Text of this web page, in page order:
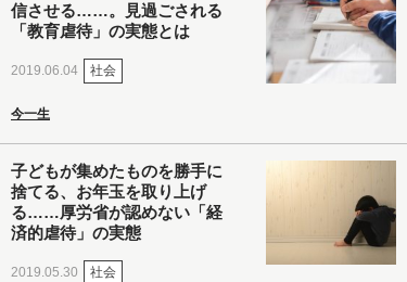
信させる……。見過ごされる
「教育虐待」の実態とは
2019.06.04 社会
今一生
子どもが集めたものを勝手に
捨てる、お年玉を取り上げ
る……厚労省が認めない「経
済的虐待」の実態
2019.05.30 社会